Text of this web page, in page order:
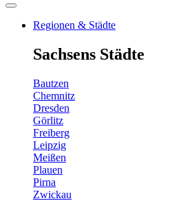
Regionen & Städte
Sachsens Städte
Bautzen
Chemnitz
Dresden
Görlitz
Freiberg
Leipzig
Meißen
Plauen
Pirna
Zwickau